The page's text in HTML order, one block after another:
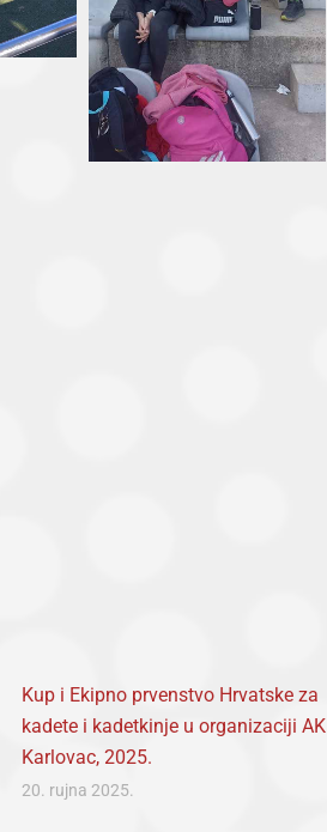
Kup i Ekipno prvenstvo Hrvatske za
kadete i kadetkinje u organizaciji AK
Karlovac, 2025.
20. rujna 2025.